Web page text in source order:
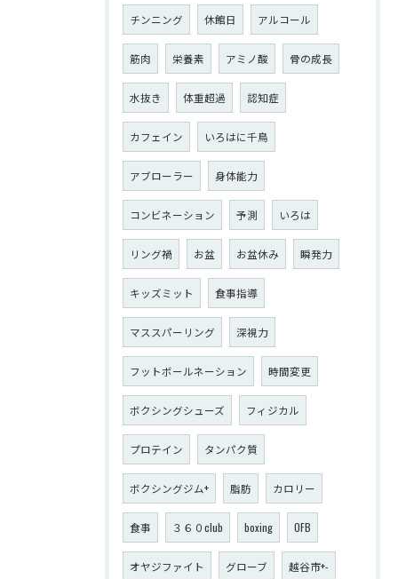
チンニング 休館日 アルコール
筋肉 栄養素 アミノ酸 骨の成長
水抜き 体重超過 認知症
カフェイン いろはに千鳥
アブローラー 身体能力
コンビネーション 予測 いろは
リング禍 お盆 お盆休み 瞬発力
キッズミット 食事指導
マススパーリング 深視力
フットボールネーション 時間変更
ボクシングシューズ フィジカル
プロテイン タンパク質
ボクシングジム+ 脂肪 カロリー
食事 ３６０club boxing OFB
オヤジファイト グローブ 越谷市+-